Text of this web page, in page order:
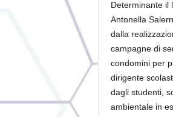
Determinante il
Antonella
dalla
campagne di
condomini per
dirigente
dagli studenti,
ambientale in